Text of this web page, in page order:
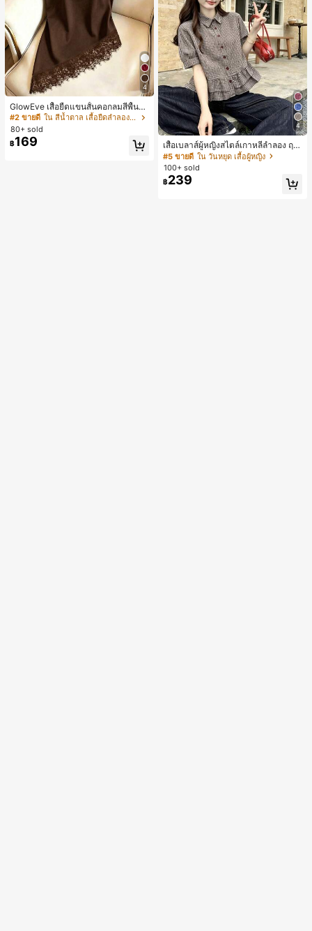
4
GlowEve เสื้อยืดแขนสั้นคอกลมสีพื้นลำ
ลองอเนกประสงค์สำหรับผู้หญิง
#2 ขายดี
ใน สีน้ำตาล เสื้อยืดลำลองพื้นฐาน
80+ sold
฿169
4
เสื้อเบลาส์ผู้หญิงสไตล์เกาหลีลำลอง ฤดู
ใบไม้ผลิ/ฤดูร้อนใหม่ ชายระบาย ชิคแล
ะหรูหรา
#5 ขายดี ใน วันหยุด เสื้อผู้หญิง
100+ sold
฿239